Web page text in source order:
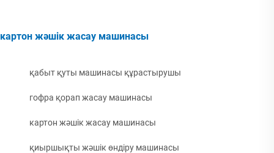
картон жәшік жасау машинасы
қабыт қуты машинасы құрастырушы
гофра қорап жасау машинасы
картон жәшік жасау машинасы
қиыршықты жәшік өндіру машинасы